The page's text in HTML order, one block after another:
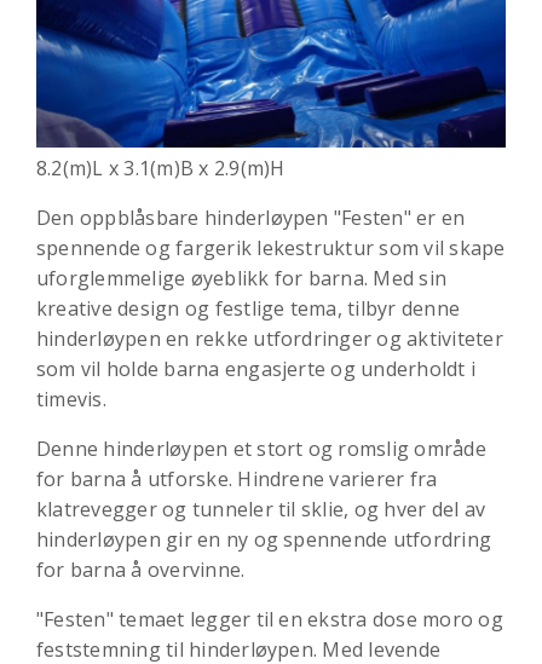
8.2(m)L x 3.1(m)B x 2.9(m)H
Den oppblåsbare hinderløypen "Festen" er en
spennende og fargerik lekestruktur som vil skape
uforglemmelige øyeblikk for barna. Med sin
kreative design og festlige tema, tilbyr denne
hinderløypen en rekke utfordringer og aktiviteter
som vil holde barna engasjerte og underholdt i
timevis.
Denne hinderløypen et stort og romslig område
for barna å utforske. Hindrene varierer fra
klatrevegger og tunneler til sklie, og hver del av
hinderløypen gir en ny og spennende utfordring
for barna å overvinne.
"Festen" temaet legger til en ekstra dose moro og
feststemning til hinderløypen. Med levende